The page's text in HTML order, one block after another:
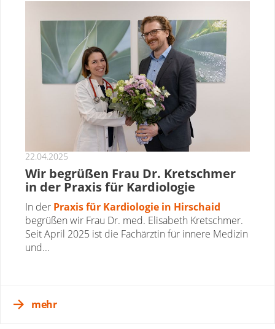
22.04.2025
Wir begrüßen Frau Dr. Kretschmer
in der Praxis für Kardiologie
In der Praxis für Kardiologie in Hirschaid
begrüßen wir Frau Dr. med. Elisabeth Kretschmer.
Seit April 2025 ist die Fachärztin für innere Medizin
und...
mehr